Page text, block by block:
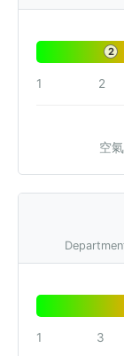
2
1 2
空
1 3